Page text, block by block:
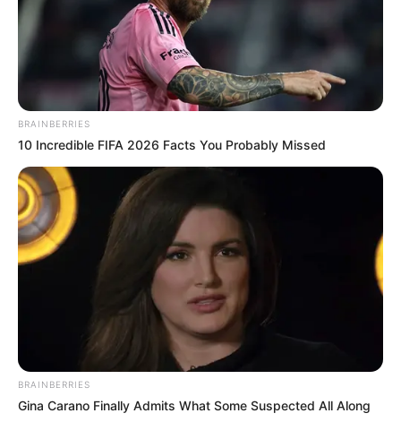
BRAINBERRIES
10 Incredible FIFA 2026 Facts You Probably Missed
BRAINBERRIES
Gina Carano Finally Admits What Some Suspected All Along